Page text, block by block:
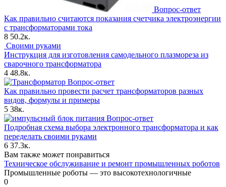
Вопрос-ответ
Как правильно считаются показания счетчика электроэнергии
с трансформаторами тока
8 50.2к.
Своими руками
Инструкция для изготовления самодельного плазмореза из
сварочного трансформатора
4 48.8к.
Вопрос-ответ
Как правильно провести расчет трансформаторов разных
видов, формулы и примеры
5 38к.
Вопрос-ответ
Подробная схема выбора электронного трансформатора и как
переделать своими руками
6 37.3к.
Вам также может понравиться
Техническое обслуживание и ремонт промышленных роботов
Промышленные роботы — это высокотехнологичные
0